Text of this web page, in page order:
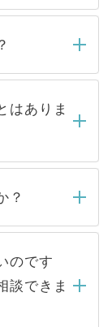
当者がご
もしくは
連絡をせて
ちくださ
いる求人の
覧いただ
開求人は
開してい
る医療機
到する場
た人材の
スが増え
はありま
ありませ
いただい
内定先へ
ーが行い
？
ませんの
らの登録
情報は、
職活動の
預かりし
のです
談できま